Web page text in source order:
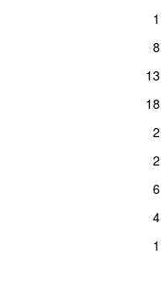
1
8
13
18
2
2
6
4
1